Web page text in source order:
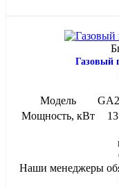
Газовый
Модель
Мощность, кВт
Наши менеджеры